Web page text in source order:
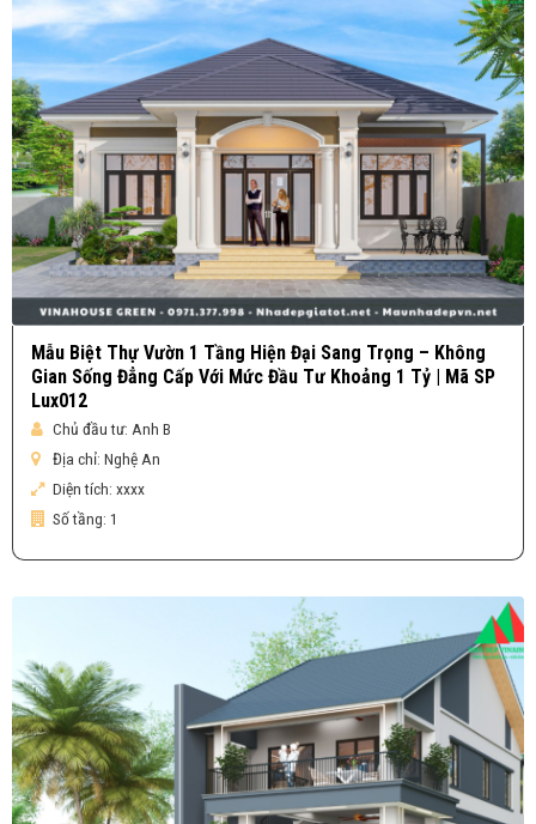
Mẫu Biệt Thự Vườn 1 Tầng Hiện Đại Sang Trọng – Không
Gian Sống Đẳng Cấp Với Mức Đầu Tư Khoảng 1 Tỷ | Mã SP
Lux012
Chủ đầu tư: Anh B
Địa chỉ: Nghệ An
Diện tích: xxxx
Số tầng: 1